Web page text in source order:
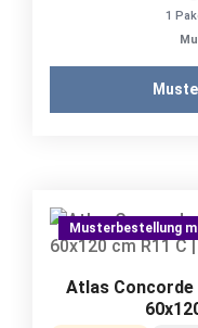
1
Musterbestellung
Atlas Concorde